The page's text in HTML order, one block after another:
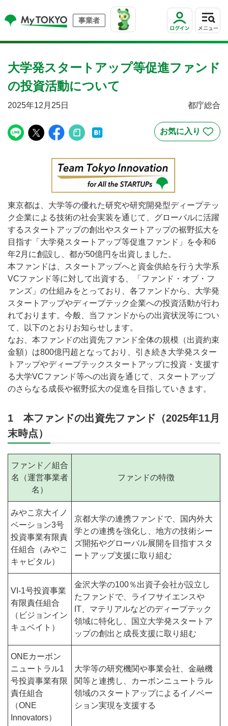
事業者
大学発スタートアップ等促進ファンド
の投資活動について
2025年12月25日 都庁総合
東京都は、大学等の優れた研究や研究開発型ディープテッ
ク企業による技術の社会実装を通じて、グローバルに活躍
するスタートアップの創出やスタートアップの裾野拡大を
目指す「大学発スタートアップ等促進ファンド」を令和6
年2月に創設し、都が50億円を出資しました。
本ファンドは、スタートアップへと資金供給を行う大学系
VCファンド等に対して出資する、「ファンド・オブ・フ
ァンズ」の仕組みをとっており、各ファンドから、大学発
スタートアップやディープテック企業への投資活動が行わ
れております。今般、当ファンドからの出資状況等につい
て、以下のとおりお知らせします。
なお、本ファンドの出資先ファンド全体の規模（出資約束
金額）は800億円超となっており、引き続き大学発スター
トアップやディープテックスタートアップに投資・支援す
る大学VCファンド等への出資を通じて、スタートアップ
のさらなる成長や裾野拡大の促進を目指していきます。
1 本ファンドの出資先ファンド（2025年11月
末時点）
ファンド／組合
名（運営事業者
名）
ファンドの特徴
みやこ京大イノ
ベーション3号
投資事業有限責
任組合（みやこ
キャピタル）
京都大学の連携ファンドで、国内外大
学との連携を強化し、地方の技術シー
ズ開拓やグローバル展開を目指すスタ
ートアップ支援に取り組む
VI-1号投資事業
有限責任組合
（ビジョンイン
キュベイト）
金沢大学の100％出資子会社が設立し
たファンドで、ライフサイエンスや
IT、マテリアルなどのディープテック
領域に特化し、国立大学発スタートア
ップの創出と成長支援に取り組む
ONEカーボン
ニュートラル1
号投資事業有限
責任組合
（ONE
Innovators）
大学等の研究機関や事業会社、金融機
関等と連携し、カーボンニュートラル
領域のスタートアップによるイノベー
ション実現を支援する